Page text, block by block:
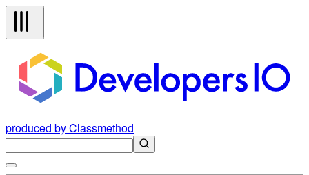
produced by Classmethod